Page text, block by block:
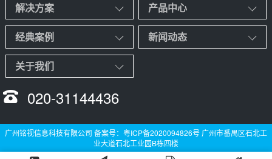
解决方案 产品中心
经典案例 新闻动态
关于我们
020-31144436
广州铭视信息科技有限公司 备案号： 粤ICP备2020094826号 广州市番禺区石北工
业大道石北工业园B栋四楼